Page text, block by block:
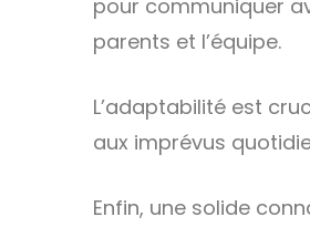
pour communiquer
parents et l’équipe.
L’adaptabilité est
aux imprévus
Enfin, une solide